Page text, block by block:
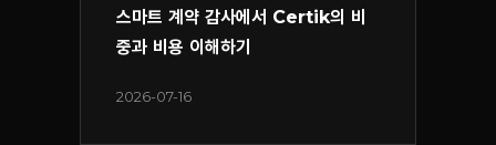
스마트 계약 감사에서 Certik의 비
중과 비용 이해하기
2026-07-16